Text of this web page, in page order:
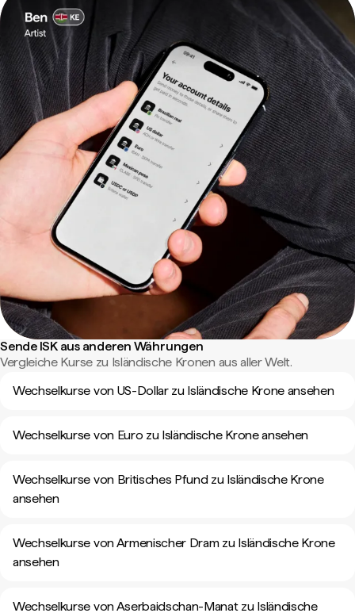
Sende ISK aus anderen Währungen
Vergleiche Kurse zu Isländische Kronen aus aller Welt.
Wechselkurse von US-Dollar zu Isländische Krone ansehen
Wechselkurse von Euro zu Isländische Krone ansehen
Wechselkurse von Britisches Pfund zu Isländische Krone
ansehen
Wechselkurse von Armenischer Dram zu Isländische Krone
ansehen
Wechselkurse von Aserbaidschan-Manat zu Isländische